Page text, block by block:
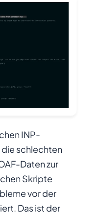
INP-
schlechten
Daten zur
Skripte
vor der
Das ist der